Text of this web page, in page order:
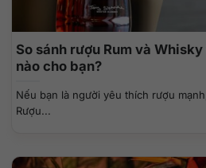
So sánh rượu Rum và
nào cho bạn?
Nếu bạn là người yêu thích rượu
Rượu...